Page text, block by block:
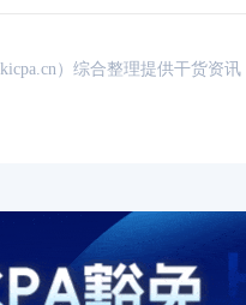
）综合整理提供干货资